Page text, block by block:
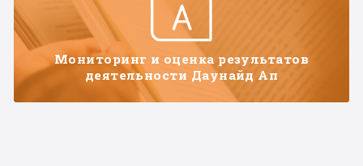
Мониторинг и оценка результатов
деятельности Даунайд Ап